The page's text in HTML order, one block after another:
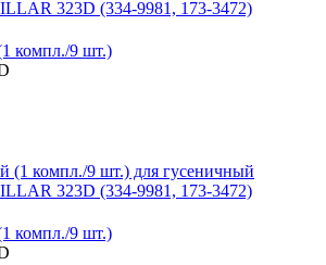
компл./9 шт.)
компл./9 шт.)